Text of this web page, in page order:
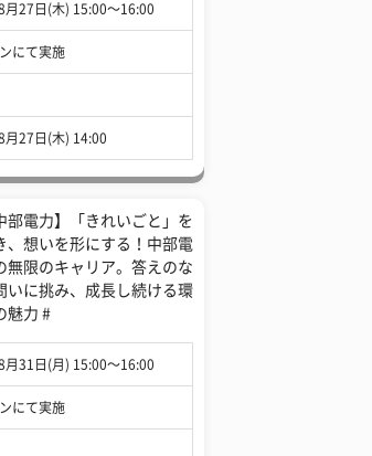
月27日(木) 15:00〜16:00
にて実施
月27日(木) 14:00
部電力】「きれいごと」を
、想いを形にする！中部電
無限のキャリア。答えのな
いに挑み、成長し続ける環
魅力 #
月31日(月) 15:00〜16:00
にて実施